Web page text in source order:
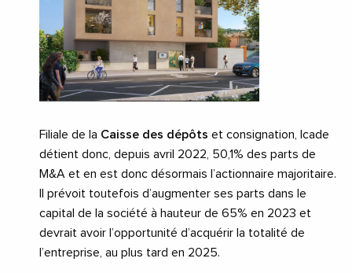
Filiale de la Caisse des dépôts et consignation, Icade
détient donc, depuis avril 2022, 50,1% des parts de
M&A et en est donc désormais l’actionnaire majoritaire.
Il prévoit toutefois d’augmenter ses parts dans le
capital de la société à hauteur de 65% en 2023 et
devrait avoir l’opportunité d’acquérir la totalité de
l’entreprise, au plus tard en 2025.